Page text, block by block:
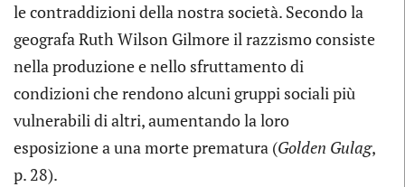
le contraddizioni della nostra società. Secondo la
geografa Ruth Wilson Gilmore il razzismo consiste
nella produzione e nello sfruttamento di
condizioni che rendono alcuni gruppi sociali più
vulnerabili di altri, aumentando la loro
esposizione a una morte prematura (Golden Gulag,
p. 28).